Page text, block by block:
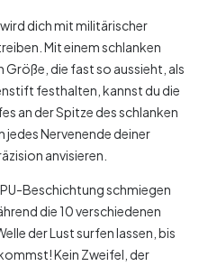
dich mit militärischer
Mit einem schlanken
Größe, die fast so aussieht, als
festhalten, kannst du die
an der Spitze des schlanken
jedes Nervenende deiner
anvisieren.
Beschichtung schmiegen
die 10 verschiedenen
der Lust surfen lassen, bis
Kein Zweifel, der